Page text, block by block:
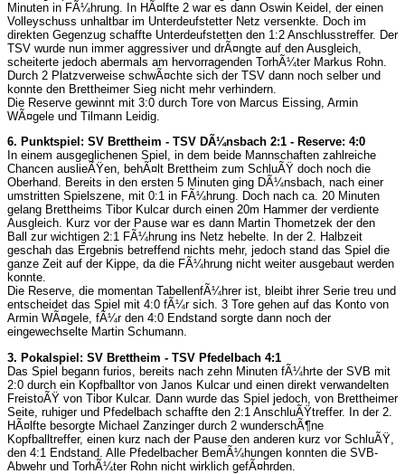
Minuten in FÃ¼hrung. In HÃ¤lfte 2 war es dann Oswin Keidel, der einen
Volleyschuss unhaltbar im Unterdeufstetter Netz versenkte. Doch im
direkten Gegenzug schaffte Unterdeufstetten den 1:2 Anschlusstreffer. Der
TSV wurde nun immer aggressiver und drÃ¤ngte auf den Ausgleich,
scheiterte jedoch abermals am hervorragenden TorhÃ¼ter Markus Rohn.
Durch 2 Platzverweise schwÃ¤chte sich der TSV dann noch selber und
konnte den Brettheimer Sieg nicht mehr verhindern.
Die Reserve gewinnt mit 3:0 durch Tore von Marcus Eissing, Armin
WÃ¤gele und Tilmann Leidig.
6. Punktspiel: SV Brettheim - TSV DÃ¼nsbach 2:1 - Reserve: 4:0
In einem ausgeglichenen Spiel, in dem beide Mannschaften zahlreiche
Chancen auslieÃŸen, behÃ¤lt Brettheim zum SchluÃŸ doch noch die
Oberhand. Bereits in den ersten 5 Minuten ging DÃ¼nsbach, nach einer
umstritten Spielszene, mit 0:1 in FÃ¼hrung. Doch nach ca. 20 Minuten
gelang Brettheims Tibor Kulcar durch einen 20m Hammer der verdiente
Ausgleich. Kurz vor der Pause war es dann Martin Thometzek der den
Ball zur wichtigen 2:1 FÃ¼hrung ins Netz hebelte. In der 2. Halbzeit
geschah das Ergebnis betreffend nichts mehr, jedoch stand das Spiel die
ganze Zeit auf der Kippe, da die FÃ¼hrung nicht weiter ausgebaut werden
konnte.
Die Reserve, die momentan TabellenfÃ¼hrer ist, bleibt ihrer Serie treu und
entscheidet das Spiel mit 4:0 fÃ¼r sich. 3 Tore gehen auf das Konto von
Armin WÃ¤gele, fÃ¼r den 4:0 Endstand sorgte dann noch der
eingewechselte Martin Schumann.
3. Pokalspiel: SV Brettheim - TSV Pfedelbach 4:1
Das Spiel begann furios, bereits nach zehn Minuten fÃ¼hrte der SVB mit
2:0 durch ein Kopfballtor von Janos Kulcar und einen direkt verwandelten
FreistoÃŸ von Tibor Kulcar. Dann wurde das Spiel jedoch, von Brettheimer
Seite, ruhiger und Pfedelbach schaffte den 2:1 AnschluÃŸtreffer. In der 2.
HÃ¤lfte besorgte Michael Zanzinger durch 2 wunderschÃ¶ne
Kopfballtreffer, einen kurz nach der Pause den anderen kurz vor SchluÃŸ,
den 4:1 Endstand. Alle Pfedelbacher BemÃ¼hungen konnten die SVB-
Abwehr und TorhÃ¼ter Rohn nicht wirklich gefÃ¤hrden.